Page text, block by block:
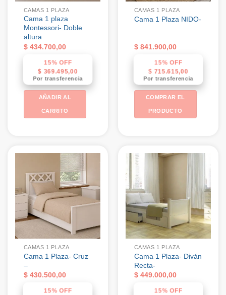
CAMAS 1 PLAZA
Cama 1 plaza
Montessori- Doble
altura
$434.700,00
15% OFF
$ 369.495,00
Por transferencia
AÑADIR AL
CARRITO
CAMAS 1 PLAZA
Cama 1 Plaza NIDO-
$841.900,00
15% OFF
$ 715.615,00
Por transferencia
COMPRAR EL
PRODUCTO
CAMAS 1 PLAZA
Cama 1 Plaza- Cruz
–
$430.500,00
15% OFF
CAMAS 1 PLAZA
Cama 1 Plaza- Diván
Recta-
$449.000,00
15% OFF